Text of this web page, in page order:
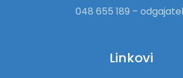
048 655 189 –
Linkovi